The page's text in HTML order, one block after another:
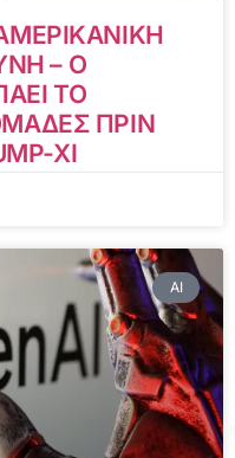
– Ο
ΤΟ
ΠΡΙΝ
XI
AI